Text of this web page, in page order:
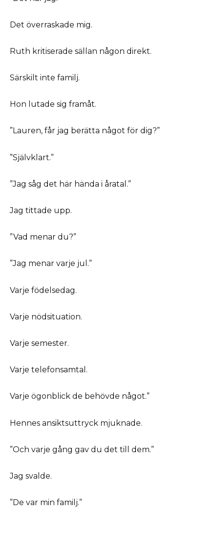
Det överraskade mig.
Ruth kritiserade sällan någon direkt.
Särskilt inte familj.
Hon lutade sig framåt.
”Lauren, får jag berätta något för dig?”
”Självklart.”
”Jag såg det här hända i åratal.”
Jag tittade upp.
”Vad menar du?”
”Jag menar varje jul.”
Varje födelsedag.
Varje nödsituation.
Varje semester.
Varje telefonsamtal.
Varje ögonblick de behövde något.”
Hennes ansiktsuttryck mjuknade.
”Och varje gång gav du det till dem.”
Jag svalde.
”De var min familj.”